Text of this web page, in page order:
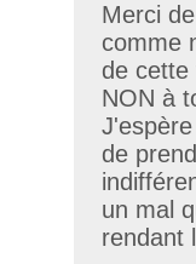
Merci
comme
de cette
NON à
de
un mal
rendant